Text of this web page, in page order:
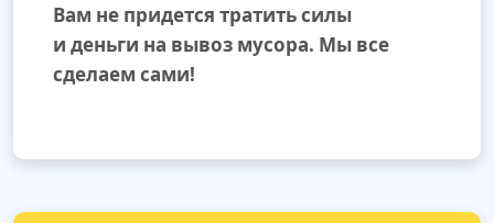
Вам не придется тратить силы
и деньги на вывоз мусора. Мы все
сделаем сами!